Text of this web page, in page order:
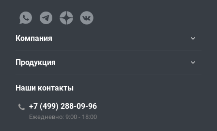
Компания
Продукция
Наши контакты
+7 (499) 288-09-96
Ежедневно: 9:00 - 18:00